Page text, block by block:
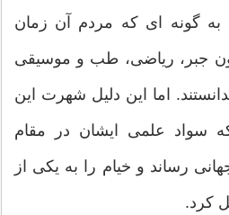
گونه ای که مردم آن زمان
جبر، ریاضی، طب و موسیقی
اما این دلیل شهرت این
سواد علمی ایشان در مقام
رساند و خیام را به یکی از
کرد.